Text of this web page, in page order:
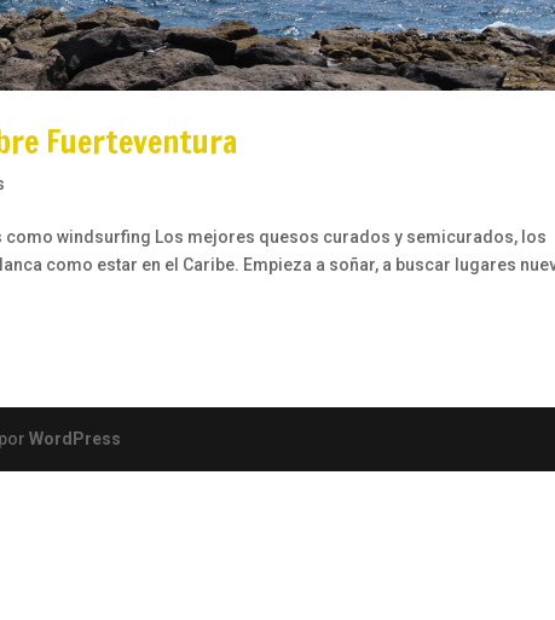
Fuerteventura
como windsurfing Los mejores quesos curados y semicurados, los
como estar en el Caribe. Empieza a soñar, a buscar lugares
WordPress